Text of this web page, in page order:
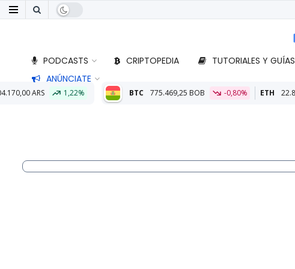
PODCASTS CRIPTOPEDIA TUTORIALES Y GUÍAS
ANÚNCIATE
BTC 775.469,25 BOB -0,80% ETH 22.882,77 BOB -0,38%